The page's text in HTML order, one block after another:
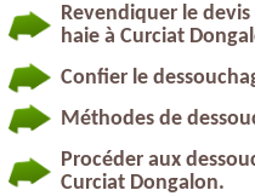
Revendiquer le
haie à Curciat
Confier le
Méthodes de
Procéder aux
Curciat Dongalon.